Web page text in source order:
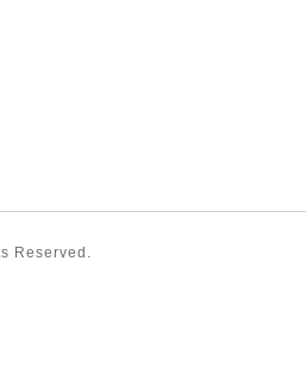
Reserved.